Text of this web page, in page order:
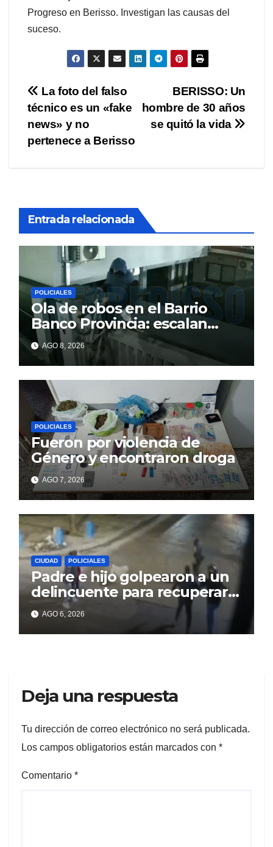
Progreso en Berisso. Investigan las causas del
suceso.
Navegación
de
entradas
BERISSO: Un
hombre de 30 años
se quitó la vida
La foto del falso
técnico es un «fake
news» y no
pertenece a Berisso
Entrada relacionada
POLICIALES
Ola de robos en el Barrio
Banco Provincia: escalan
paredes en la noche y nadie
responde
AGO 8, 2026
POLICIALES
Fueron por violencia de
Género y encontraron droga
AGO 7, 2026
CIUDAD POLICIALES
Padre e hijo golpearon a un
delincuente para recuperar
un celular robado en Berisso
AGO 6, 2026
Deja una respuesta
Tu dirección de correo electrónico no será publicada.
Los campos obligatorios están marcados con *
Comentario *